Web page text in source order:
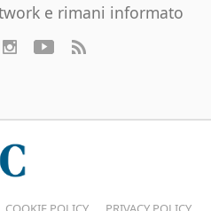
e rimani informato